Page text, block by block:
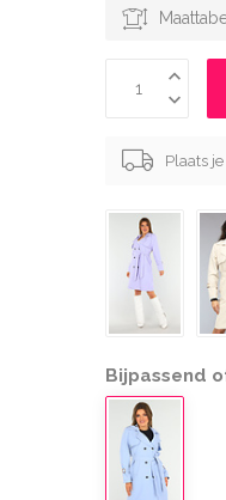
Plaats
Bijpassend